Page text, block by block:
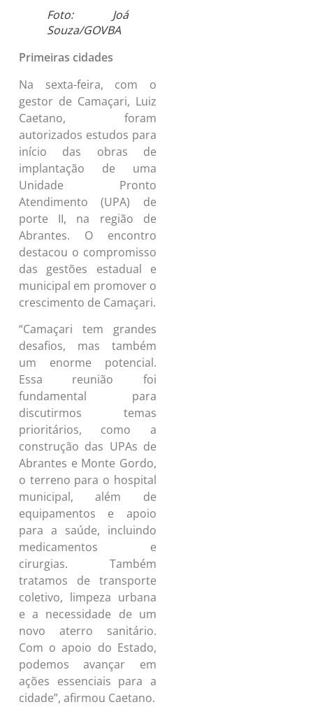
Foto: Joá
Souza/GOVBA
Primeiras cidades
Na sexta-feira, com o
gestor de Camaçari, Luiz
Caetano, foram
autorizados estudos para
início das obras de
implantação de uma
Unidade Pronto
Atendimento (UPA) de
porte II, na região de
Abrantes. O encontro
destacou o compromisso
das gestões estadual e
municipal em promover o
crescimento de Camaçari.
“Camaçari tem grandes
desafios, mas também
um enorme potencial.
Essa reunião foi
fundamental para
discutirmos temas
prioritários, como a
construção das UPAs de
Abrantes e Monte Gordo,
o terreno para o hospital
municipal, além de
equipamentos e apoio
para a saúde, incluindo
medicamentos e
cirurgias. Também
tratamos de transporte
coletivo, limpeza urbana
e a necessidade de um
novo aterro sanitário.
Com o apoio do Estado,
podemos avançar em
ações essenciais para a
cidade”, afirmou Caetano.